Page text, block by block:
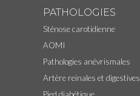
PATHOLOGIES
Sténose carotidienne
AOMI
Pathologies anévrismales
Artère reinales et digestives